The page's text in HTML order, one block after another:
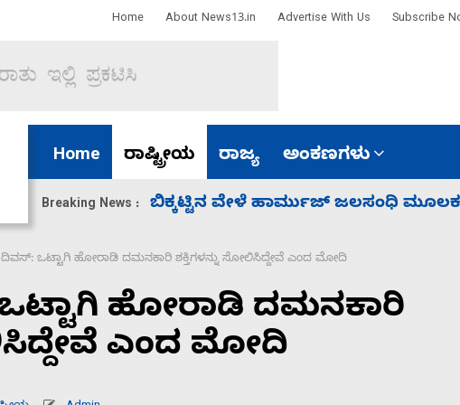
Home About News13.in Advertise With Us Subscribe
Home ರಾಷ್ಟ್ರೀಯ ರಾಜ್ಯ ಅಂಕಣಗಳು
Breaking News :
ಭಾರತ ನಾಗೇಂದ್ರ ರಾಜೀನಾಮೆ ಕೊಡದಿದ್ದರೆ ಸದನ
ಒಟ್ಟಾಗಿ ಹೋರಾಡಿ ದಮನಕಾರಿ ಶಕ್ತಿಗಳನ್ನು ಸೋಲಿಸಿದ್ದೇವೆ ಎಂದ ಮೋದಿ
ಹೋರಾಡಿ ದಮನಕಾರಿ
ಎಂದ ಮೋದಿ